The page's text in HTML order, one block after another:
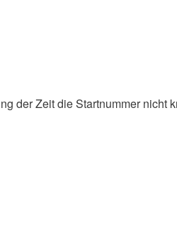
der Zeit die Startnummer nicht